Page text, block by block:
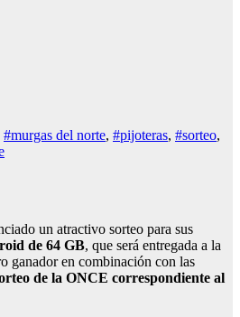
#murgas del norte, #pijoteras, #sorteo,
un atractivo sorteo para sus
de 64 GB, que será entregada a la
ganador en combinación con las
de la ONCE correspondiente al